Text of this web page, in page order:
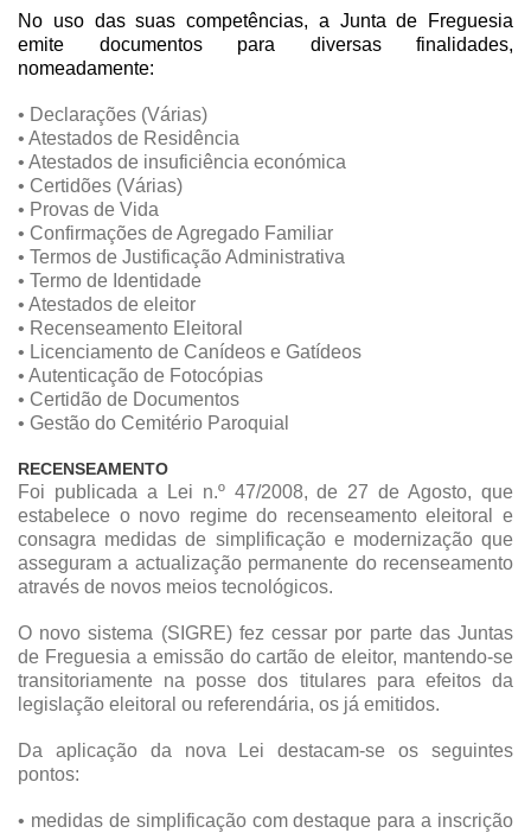
No uso das suas competências, a Junta de Freguesia
emite documentos para diversas finalidades,
nomeadamente:
• Declarações (Várias)
• Atestados de Residência
• Atestados de insuficiência económica
• Certidões (Várias)
• Provas de Vida
• Confirmações de Agregado Familiar
• Termos de Justificação Administrativa
• Termo de Identidade
• Atestados de eleitor
• Recenseamento Eleitoral
• Licenciamento de Canídeos e Gatídeos
• Autenticação de Fotocópias
• Certidão de Documentos
• Gestão do Cemitério Paroquial
RECENSEAMENTO
Foi publicada a Lei n.º 47/2008, de 27 de Agosto, que
estabelece o novo regime do recenseamento eleitoral e
consagra medidas de simplificação e modernização que
asseguram a actualização permanente do recenseamento
através de novos meios tecnológicos.
O novo sistema (SIGRE) fez cessar por parte das Juntas
de Freguesia a emissão do cartão de eleitor, mantendo-se
transitoriamente na posse dos titulares para efeitos da
legislação eleitoral ou referendária, os já emitidos.
Da aplicação da nova Lei destacam-se os seguintes
pontos:
• medidas de simplificação com destaque para a inscrição